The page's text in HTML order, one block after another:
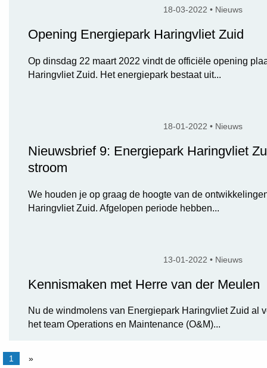
18-03-2022 • Nieuws
Opening Energiepark Haringvliet Zuid
Op dinsdag 22 maart 2022 vindt de officiële opening
Haringvliet Zuid. Het energiepark bestaat uit...
18-01-2022 • Nieuws
Nieuwsbrief 9: Energiepark Haringvliet
stroom
We houden je op graag de hoogte van de
Haringvliet Zuid. Afgelopen periode hebben...
13-01-2022 • Nieuws
Kennismaken met Herre van der Meulen
Nu de windmolens van Energiepark Haringvliet Zuid al
het team Operations en Maintenance (O&M)...
1 »